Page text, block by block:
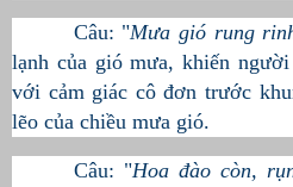
Câu: "Mưa gió rung
lạnh của gió mưa, khiến
với cảm giác cô đơn trước
lẽo của chiều mưa gió.
Câu: "Hoa đào còn,